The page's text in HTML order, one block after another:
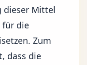
dieser Mittel
für die
Zum
dass die